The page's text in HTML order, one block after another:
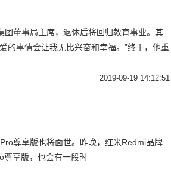
董事局主席，退休后将回归教育事业。其
的事情会让我无比兴奋和幸福。”终于，他重
2019-09-19 14:12:51
尊享版也将面世。昨晚，红米Redmi品牌
尊享版，也会有一段时